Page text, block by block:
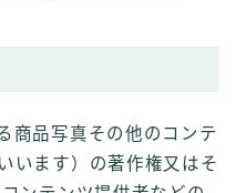
商品写真その他のコンテ
います）の著作権又はそ